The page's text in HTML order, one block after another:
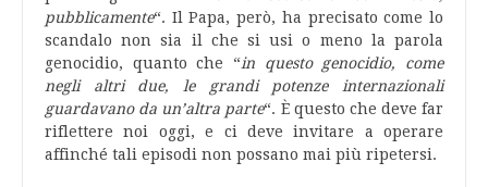
pubblicamente“. Il Papa, però, ha precisato come lo
scandalo non sia il che si usi o meno la parola
genocidio, quanto che “in questo genocidio, come
negli altri due, le grandi potenze internazionali
guardavano da un’altra parte“. È questo che deve far
riflettere noi oggi, e ci deve invitare a operare
affinché tali episodi non possano mai più ripetersi.